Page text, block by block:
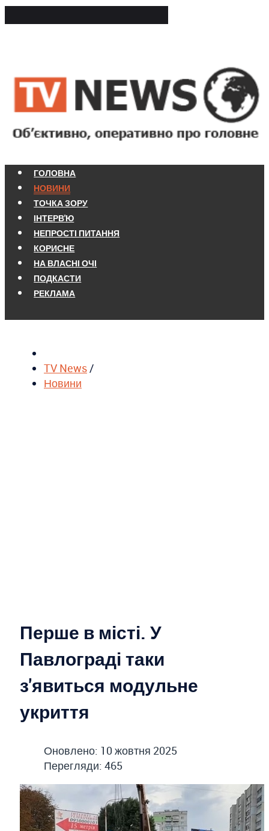
ГОЛОВНА
НОВИНИ
ТОЧКА ЗОРУ
ІНТЕРВ'Ю
НЕПРОСТІ ПИТАННЯ
КОРИСНЕ
НА ВЛАСНІ ОЧІ
ПОДКАСТИ
РЕКЛАМА
TV News/
Новини
Перше в місті. У
Павлограді таки
з'явиться модульне
укриття
Оновлено: 10 жовтня 2025
Перегляди: 465